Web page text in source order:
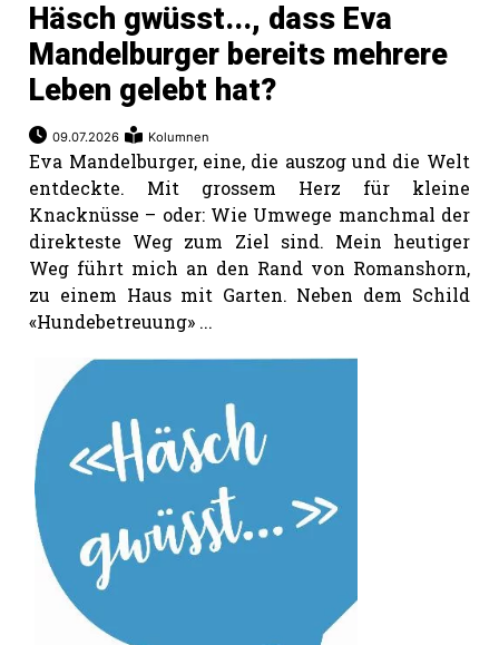
Häsch gwüsst..., dass Eva
Mandelburger bereits mehrere
Leben gelebt hat?
09.07.2026 Kolumnen
Eva Mandelburger, eine, die auszog und die Welt
entdeckte. Mit grossem Herz für kleine
Knacknüsse – oder: Wie Umwege manchmal der
direkteste Weg zum Ziel sind. Mein heutiger
Weg führt mich an den Rand von Romanshorn,
zu einem Haus mit Garten. Neben dem Schild
«Hundebetreuung» ...